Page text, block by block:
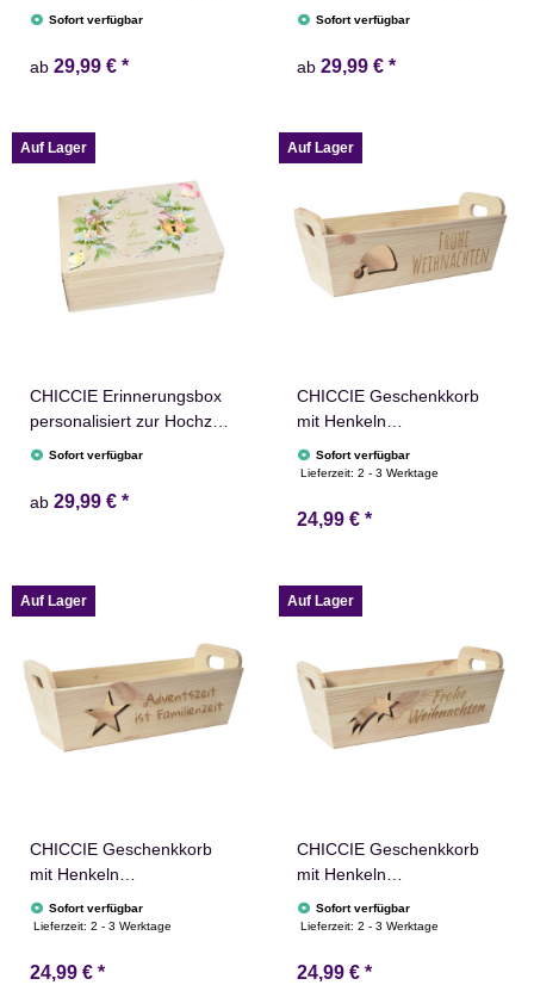
mit Druck farbig Kranz
Schlüssel - Hochzeitstag
Sofort verfügbar
ab 29,99 € *
mit Druck farbig Kranz
Schlüssel - Hochzeitstag
Sofort verfügbar
ab 29,99 € *
Auf Lager
CHICCIE Erinnerungsbox
personalisiert zur Hochzeit
mit Druck farbig Kranz
Schloss & Schlüssel -
Sofort verfügbar
ab 29,99 € *
Auf Lager
CHICCIE Geschenkkorb
mit Henkeln
Personalisierbar
Nikolausmütze Wunschtext
Holz Geschenkidee
Adventskalender Nikolaus
Sofort verfügbar
Lieferzeit:2 - 3 Werktage
24,99 € *
Auf Lager
CHICCIE Geschenkkorb
mit Henkeln
Personalisierbar Stern
Wunschtext 35x11x13cm
Geschenkidee Holzkiste
Sofort verfügbar
Lieferzeit:2 - 3 Werktage
24,99 € *
Auf Lager
CHICCIE Geschenkkorb
mit Henkeln
Personalisierbar
Sternschnuppe Wunschtext
Holz Geschenkidee
Sofort verfügbar
Lieferzeit:2 - 3 Werktage
24,99 € *